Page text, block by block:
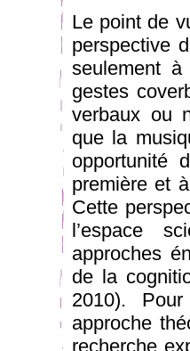
Le point de
perspective
seulement
gestes
verbaux ou
que la
opportunité
première et
Cette
l’espace
approches
de la
2010).
approche
recherche